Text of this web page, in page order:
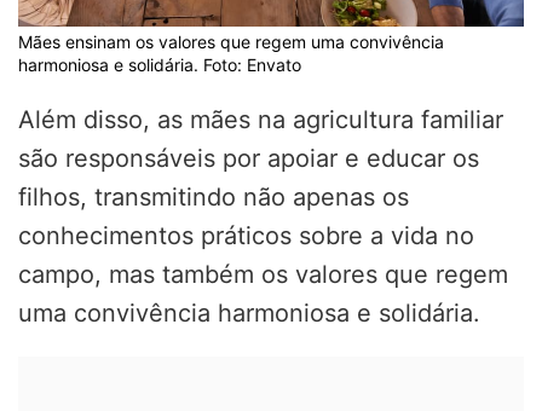
Mães ensinam os valores que regem uma convivência
harmoniosa e solidária. Foto: Envato
Além disso, as mães na agricultura familiar
são responsáveis por apoiar e educar os
filhos, transmitindo não apenas os
conhecimentos práticos sobre a vida no
campo, mas também os valores que regem
uma convivência harmoniosa e solidária.